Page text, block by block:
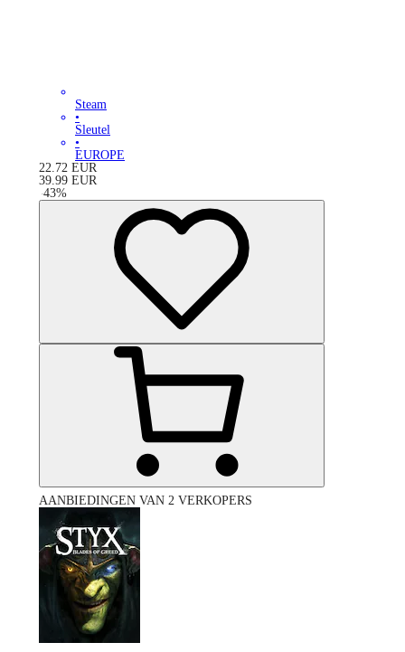
Steam
•
Sleutel
•
EUROPE
22.72 EUR
39.99 EUR
-43%
AANBIEDINGEN VAN 2 VERKOPERS